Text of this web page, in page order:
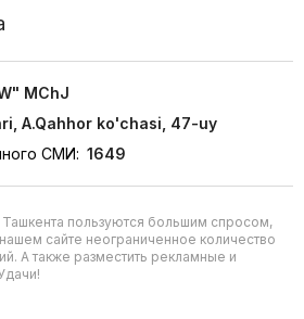
MChJ
A.Qahhor ko'chasi, 47-uy
СМИ: 1649
пользуются большим спросом,
сайте неограниченное количество
А также разместить рекламные и